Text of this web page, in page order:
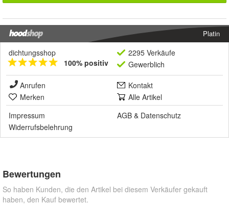
Platin
dichtungsshop
100% positiv
2295 Verkäufe
Gewerblich
Anrufen
Kontakt
Merken
Alle Artikel
Impressum
AGB & Datenschutz
Widerrufsbelehrung
Bewertungen
So haben Kunden, die den Artikel bei diesem Verkäufer gekauft
haben, den Kauf bewertet.